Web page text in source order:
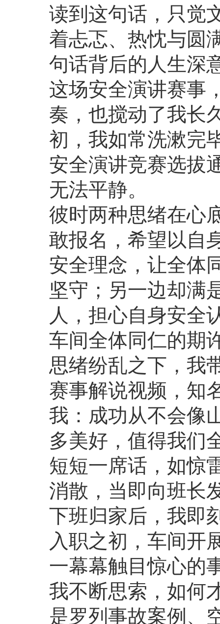
读到这句话，只觉
着忐忑、热忱与圆
句话背后的人生深
这场安全演讲赛事
奏，也搅动了我长
初，我如常洗漱完
安全演讲竞赛选拔
无法平静。
彼时两种思绪在心
敢报名，希望以自
安全理念，让全体
坚守；另一边却满
人，担心自身安全
车间全体同仁的期
思绪纷乱之下，我
赛事解说视频，知
我：成功从不会像
多美好，值得我们
短短一席话，如惊
消散，当即向班长
下班归家后，我即
入职之初，车间开
一幕幕触目惊心的
我不断思索，如何
是罗列事故案例、